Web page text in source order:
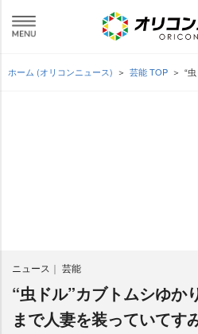
ホーム (オリコンニュース) 芸能 TOP “
ニュース 芸能
“虫ドル”カブトムシゆか
まで人妻を装っていてす